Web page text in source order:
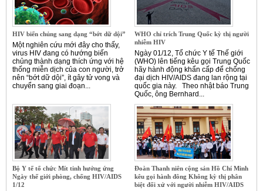
HIV biến chủng sang dạng “bớt dữ dội”
Một nghiên cứu mới đây cho thấy,
virus HIV đang có hướng biến
chủng thành dạng thích ứng với hệ
thống miễn dịch của con người, trở
nên “bớt dữ dội”, ít gây tử vong và
chuyển sang giai đoạn...
WHO chỉ trích Trung Quốc kỳ thị người
nhiễm HIV
Ngày 01/12, Tổ chức Y tế Thế giới
(WHO) lên tiếng kêu gọi Trung Quốc
hãy hành động khẩn cấp để chống
đại dịch HIV/AIDS đang lan rộng tại
quốc gia này. Theo nhật báo Trung
Quốc, ông Bernhard...
Bộ Y tế tổ chức Mít tinh hưởng ứng
Ngày thế giới phòng, chống HIV/AIDS
1/12
Đoàn Thanh niên cộng sản Hồ Chí Minh
kêu gọi hành đông Không kỳ thị phân
biệt đối xử với người nhiễm HIV/AIDS